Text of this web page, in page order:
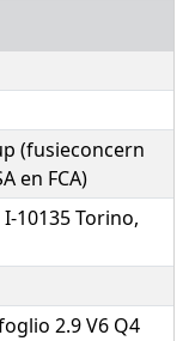
(fusieconcern
en FCA)
I-10135 Torino,
2.9 V6 Q4